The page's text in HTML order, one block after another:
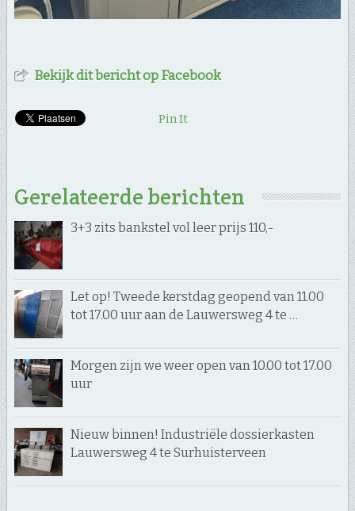
Bekijk dit bericht op Facebook
Pin It
Gerelateerde berichten
3+3 zits bankstel vol leer prijs 110,-
Let op! Tweede kerstdag geopend van 11.00
tot 17.00 uur aan de Lauwersweg 4 te …
Morgen zijn we weer open van 10.00 tot 17.00
uur
Nieuw binnen! Industriële dossierkasten
Lauwersweg 4 te Surhuisterveen